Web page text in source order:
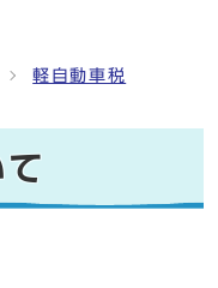
軽自動車税